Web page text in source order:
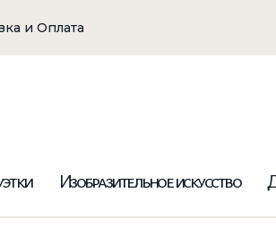
и Оплата
Изобразительное искусство